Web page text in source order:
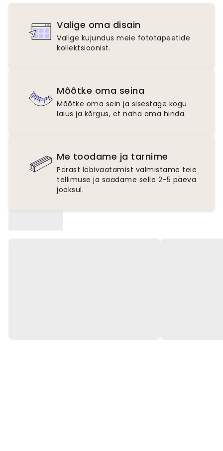
Valige oma disain
Valige kujundus meie fototapeetide
kollektsioonist.
Mõõtke oma seina
Mõõtke oma sein ja sisestage kogu
laius ja kõrgus, et näha oma hinda.
Me toodame ja tarnime
Pärast läbivaatamist valmistame teie
tellimuse ja saadame selle 2-5 päeva
jooksul.